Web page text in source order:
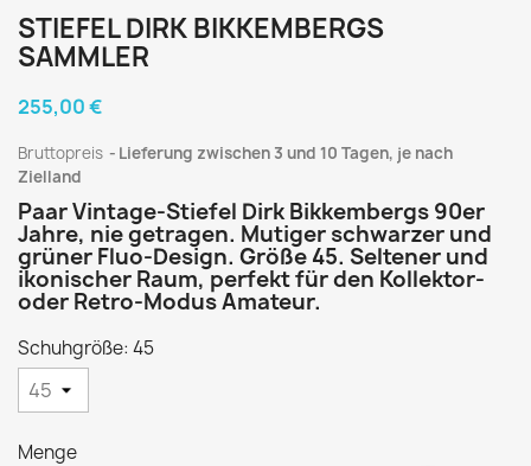
STIEFEL DIRK BIKKEMBERGS
SAMMLER
255,00 €
Bruttopreis
Lieferung zwischen 3 und 10 Tagen, je nach
Zielland
Paar Vintage-Stiefel Dirk Bikkembergs 90er
Jahre, nie getragen. Mutiger schwarzer und
grüner Fluo-Design. Größe 45. Seltener und
ikonischer Raum, perfekt für den Kollektor-
oder Retro-Modus Amateur.
Schuhgröße: 45
Menge